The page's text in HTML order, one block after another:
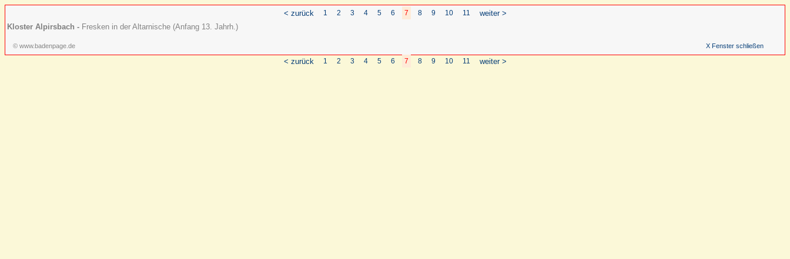
< zurück 1 2 3 4 5 6 7 8 9 10 11
weiter >
Kloster Alpirsbach - Fresken in der Altarnische (Anfang 13. Jahrh.)
© www.badenpage.de X Fenster schließen
< zurück 1 2 3 4 5 6 7 8 9 10 11 weiter >